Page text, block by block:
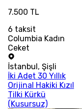
7.500 TL
6 taksit
Columbia Kadın
Ceket
İstanbul, Şişli
İki Adet 30 Yıllık
Orijinal Hakiki Kızıl
Tilki Kürkü
(Kusursuz)